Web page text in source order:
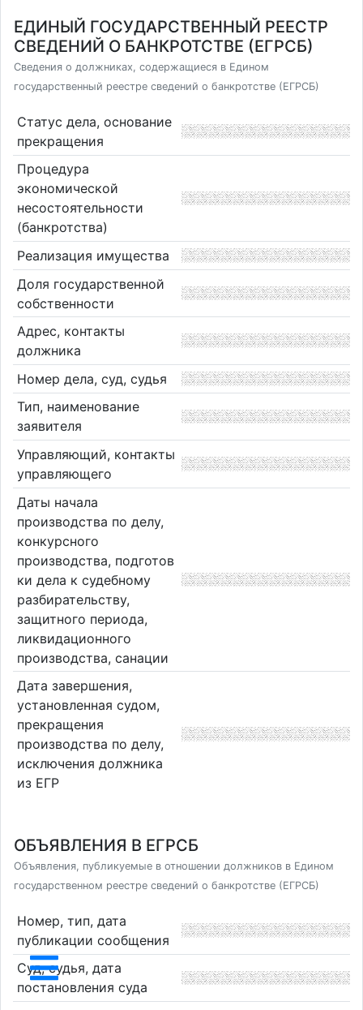
ЕДИНЫЙ ГОСУДАРСТВЕННЫЙ РЕЕСТР
СВЕДЕНИЙ О БАНКРОТСТВЕ (ЕГРСБ)
Сведения о должниках, содержащиеся в Едином
государственный реестре сведений о банкротстве (ЕГРСБ)
Статус дела, основание
прекращения
Процедура
экономической
несостоятельности
(банкротства)
Реализация имущества
Доля государственной
собственности
Адрес, контакты
должника
Номер дела, суд, судья
Тип, наименование
заявителя
Управляющий, контакты
управляющего
Даты начала
производства по делу,
конкурсного
производства, подготов
ки дела к судебному
разбирательству,
защитного периода,
ликвидационного
производства, санации
Дата завершения,
установленная судом,
прекращения
производства по делу,
исключения должника
из ЕГР
ОБЪЯВЛЕНИЯ В ЕГРСБ
Объявления, публикуемые в отношении должников в Едином
государственном реестре сведений о банкротстве (ЕГРСБ)
Номер, тип, дата
публикации сообщения
Суд, судья, дата
постановления суда